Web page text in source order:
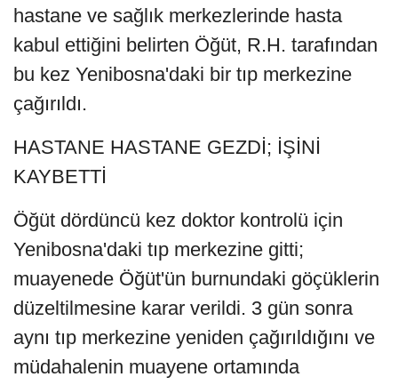
hastane ve sağlık merkezlerinde hasta
kabul ettiğini belirten Öğüt, R.H. tarafından
bu kez Yenibosna'daki bir tıp merkezine
çağırıldı.
HASTANE HASTANE GEZDİ; İŞİNİ
KAYBETTİ
Öğüt dördüncü kez doktor kontrolü için
Yenibosna'daki tıp merkezine gitti;
muayenede Öğüt'ün burnundaki göçüklerin
düzeltilmesine karar verildi. 3 gün sonra
aynı tıp merkezine yeniden çağırıldığını ve
müdahalenin muayene ortamında